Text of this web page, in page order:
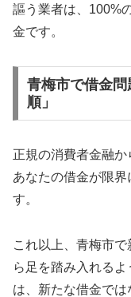
謳う業者は、100%
金です。
青梅市で借金
順」
正規の消費者金融
あなたの借金が限
す。
これ以上、青梅市
ら足を踏み入れる
は、新たな借金で